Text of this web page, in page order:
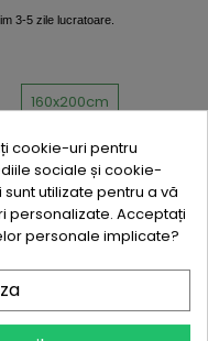
3-5 zile lucratoare.
160x200cm
cookie-uri pentru
sociale și cookie-
utilizate pentru a vă
personalizate. Acceptați
personale implicate?